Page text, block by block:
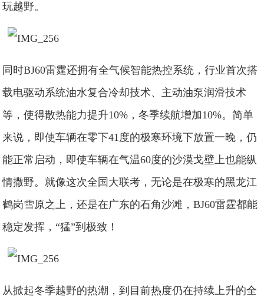
玩越野。
同时BJ60雷霆还拥有全气候智能热控系统，行业首次搭
载电驱动系统油水复合冷却技术、主动油泵润滑技术
等，使得散热能力提升10%，冬季续航增加10%。简单
来说，即使车辆在零下41度的极寒环境下放置一晚，仍
能正常启动，即使车辆在气温60度的沙漠戈壁上也能纵
情撒野。就像这次全国大联考，无论是在极寒的黑龙江
鹤岗雪原之上，还是在广东的石角沙滩，BJ60雷霆都能
稳定发挥，“猛”到极致！
从掀起冬季越野的热潮，到目前热度仍在持续上升的全